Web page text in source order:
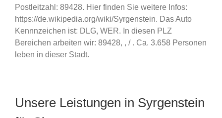
Postleitzahl: 89428. Hier finden Sie weitere Infos:
https://de.wikipedia.org/wiki/Syrgenstein. Das Auto
Kennnzeichen ist: DLG, WER. In diesen PLZ
Bereichen arbeiten wir: 89428, , / . Ca. 3.658 Personen
leben in dieser Stadt.
Unsere Leistungen in Syrgenstein